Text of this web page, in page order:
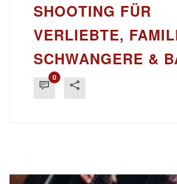
SHOOTING FÜR
VERLIEBTE,
SCHWANGERE &
0